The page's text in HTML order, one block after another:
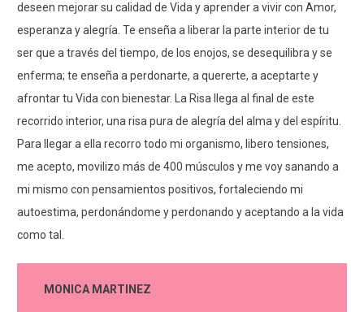
deseen mejorar su calidad de Vida y aprender a vivir con Amor,
esperanza y alegría. Te enseña a liberar la parte interior de tu
ser que a través del tiempo, de los enojos, se desequilibra y se
enferma; te enseña a perdonarte, a quererte, a aceptarte y
afrontar tu Vida con bienestar. La Risa llega al final de este
recorrido interior, una risa pura de alegría del alma y del espíritu.
Para llegar a ella recorro todo mi organismo, libero tensiones,
me acepto, movilizo más de 400 músculos y me voy sanando a
mi mismo con pensamientos positivos, fortaleciendo mi
autoestima, perdonándome y perdonando y aceptando a la vida
como tal.
MONICA MARTINEZ